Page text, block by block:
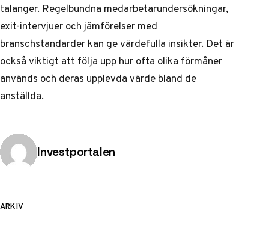
talanger. Regelbundna medarbetarundersökningar,
exit-intervjuer och jämförelser med
branschstandarder kan ge värdefulla insikter. Det är
också viktigt att följa upp hur ofta olika förmåner
används och deras upplevda värde bland de
anställda.
Publicerad av
Investportalen
ARKIV